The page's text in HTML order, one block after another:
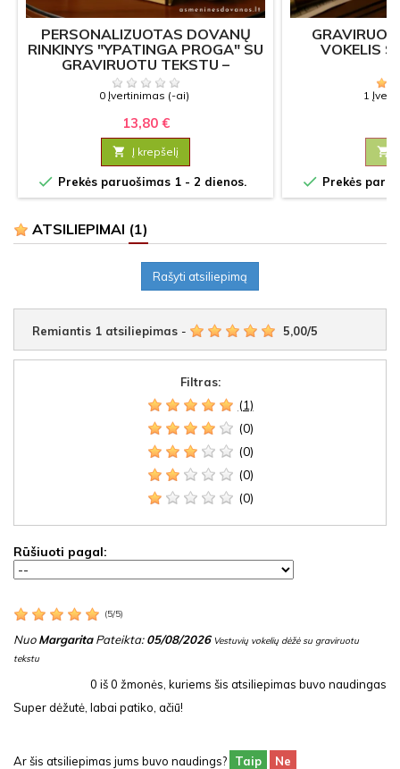
PERSONALIZUOTAS DOVANŲ
RINKINYS "YPATINGA PROGA" SU
GRAVIRUOTU TEKSTU –
YPATINGAI PROGAI
0 Įvertinimas (-ai)
13,80 €
 Į krepšelį
 Prekės paruošimas 1 - 2 dienos.
VOKELIS
1

 Prekės
ATSILIEPIMAI (1)
Rašyti atsiliepimą
Remiantis 1 atsiliepimas - 5,00/5
Filtras:
(1)
(0)
(0)
(0)
(0)
Rūšiuoti pagal:
(5/5)
NuoMargaritaPateikta:05/08/2026 Vestuvių vokelių dėžė su graviruotu
tekstu
0 iš0 žmonės, kuriems šis atsiliepimas buvo naudingas
Super dėžutė, labai patiko, ačiū!
Ar šis atsiliepimas jums buvo naudings? Taip Ne